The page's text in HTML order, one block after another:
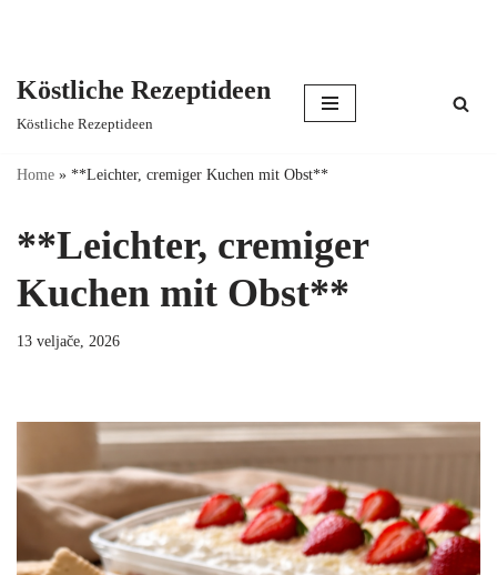
content
Köstliche Rezeptideen
Köstliche Rezeptideen
Home » **Leichter, cremiger Kuchen mit Obst**
**Leichter, cremiger
Kuchen mit Obst**
13 veljače, 2026